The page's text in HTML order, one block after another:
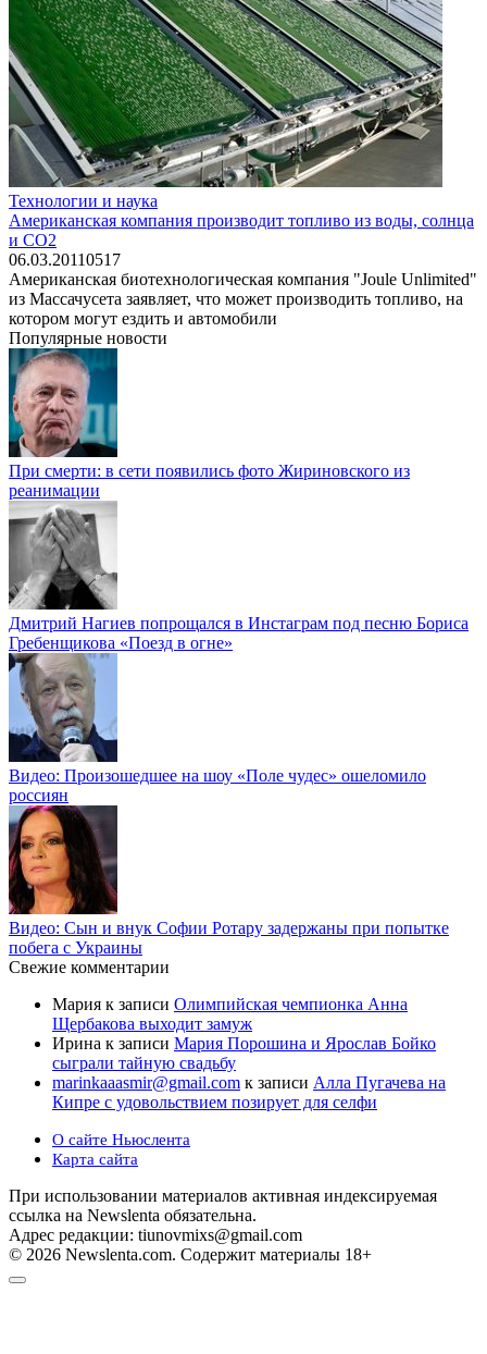
Технологии и наука
Американская компания производит топливо из воды, солнца
и CO2
06.03.20110517
Американская биотехнологическая компания "Joule Unlimited"
из Массачусета заявляет, что может производить топливо, на
котором могут ездить и автомобили
Популярные новости
При смерти: в сети появились фото Жириновского из
реанимации
Дмитрий Нагиев попрощался в Инстаграм под песню Бориса
Гребенщикова «Поезд в огне»
Видео: Произошедшее на шоу «Поле чудес» ошеломило
россиян
Видео: Сын и внук Софии Ротару задержаны при попытке
побега с Украины
Свежие комментарии
Мария к записи Олимпийская чемпионка Анна
Щербакова выходит замуж
Ирина к записи Мария Порошина и Ярослав Бойко
сыграли тайную свадьбу
marinkaaasmir@gmail.com к записи Алла Пугачева на
Кипре с удовольствием позирует для селфи
О сайте Ньюслента
Карта сайта
При использовании материалов активная индексируемая
ссылка на Newslenta обязательна.
Адрес редакции: tiunovmixs@gmail.com
© 2026 Newslenta.com. Содержит материалы 18+